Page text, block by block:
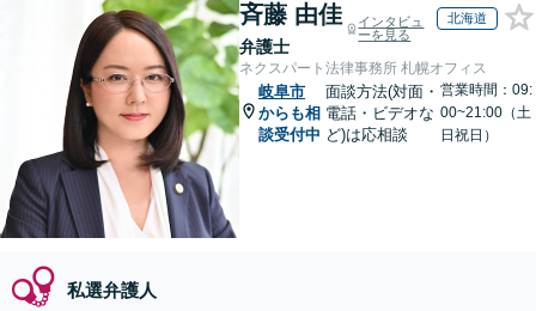
斉藤 由佳
弁護士
インタビュ
ーを見る
北海道
ネクスパート法律事務所 札幌オフィス
岐阜市
からも相
談受付中
面談方法(対面・
電話・ビデオな
ど)は応相談
営業時間：09:
00~21:00（土
日祝日）
私選弁護人